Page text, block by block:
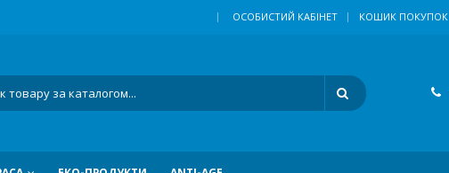
| ОСОБИСТИЙ КАБІНЕТ КОШИК ПОКУПОК